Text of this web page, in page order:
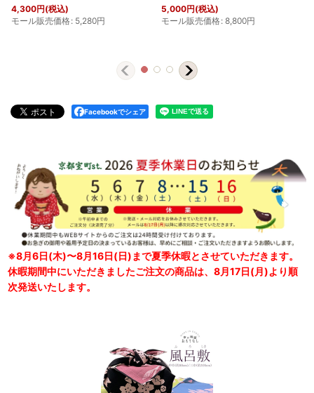
4,300円(税込)
モール販売価格: 5,280円
5,000円(税込)
モール販売価格: 8,800円
Facebookでシェア
※8月6日(木)〜8月16日(日)まで夏季休暇とさせていただきます。
休暇期間中にいただきましたご注文の商品は、8月17日(月)より順
次発送いたします。